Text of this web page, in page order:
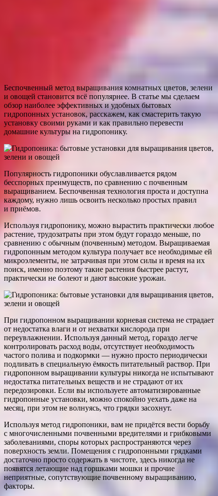
Беспочвенный метод выращивания комнатных цветов, зелени
и овощей становится всё популярнее. В статье мы сделаем
обзор наиболее эффективных и удобных бытовых
гидропонных установок, расскажем, как смастерить такую
установку своими руками и как правильно перевести
домашние культуры на гидропонику.
Популярность гидропоники обуславливается рядом
бесспорных преимуществ, по сравнению с почвенным
выращиванием. Беспочвенная технология проста и доступна
каждому, нужно лишь освоить несколько простых правил
и приёмов.
Используя гидропонику, можно вырастить практически любое
растение, трудозатраты при этом будут гораздо меньше, по
сравнению с обычным (почвенным) методом. Выращиваемая
гидропонным методом культура получает все необходимые ей
микроэлементы, не затрачивая при этом силы и время на их
поиск, именно поэтому такие растения быстрее растут,
практически не болеют и дают высокие урожаи.
При гидропонном выращивании корневая система не страдает
от недостатка влаги и от нехватки кислорода при
переувлажнении. Используя данный метод, гораздо легче
контролировать расход воды, отсутствует необходимость
частого полива и подкормки — нужно просто периодически
подливать в специальную ёмкость питательный раствор. При
гидропонном выращивании культуры никогда не испытывают
недостатка питательных веществ и не страдают от их
передозировки. Если вы используете автоматизированные
гидропонные установки, можно спокойно уехать даже на
месяц, при этом не волнуясь, что грядки засохнут.
Используя метод гидропоники, вам не придётся вести борьбу
с многочисленными почвенными вредителями и грибковыми
заболеваниями, споры которых распространяются через
поверхность земли. Помещения с гидропонными грядками
достаточно просто содержать в чистоте, здесь никогда не
появятся летающие над горшками мошки и прочие
неприятные, сопутствующие почвенному выращиванию,
факторы.